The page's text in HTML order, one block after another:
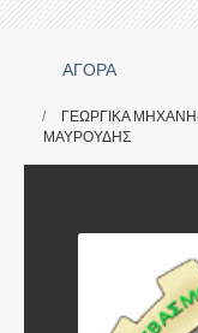
ΑΓΟΡΑ
ΓΕΩΡΓΙΚΑ
ΜΑΥΡΟΥΔΗΣ